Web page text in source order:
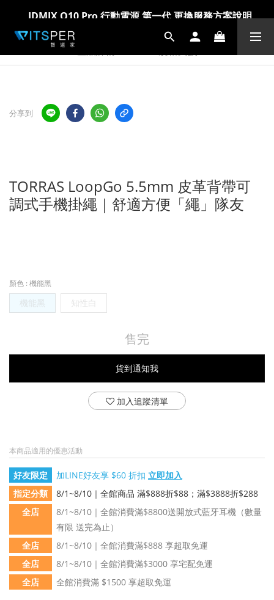
IDMIX Q10 Pro 行動電源 第一代 更換服務方案說明
爸氣科技禮物節!精選科技好物5折起 >> 馬上選購
IDMIX Q10 Pro 行動電源 第一代 更換服務方案說明
爸氣科技禮物節!精選科技好物5折起 >> 馬上選購
分享到
TORRAS LoopGo 5.5mm 皮革背帶可
調式手機掛繩｜舒適方便「繩」隊友
顏色 : 機能黑
機能黑 知性白
售完
貨到通知我
加入追蹤清單
本商品適用的優惠活動
好友限定 加LINE好友享 $60 折扣 立即加入
指定分類
8/1~8/10｜全館商品 滿$888折$88；滿$3888折$288
全店
8/1~8/10｜全館消費滿$8800送開放式藍牙耳機（數量
有限 送完為止）
全店
8/1~8/10｜全館消費滿$888 享超取免運
全店
8/1~8/10｜全館消費滿$3000 享宅配免運
全店
全館消費滿 $1500 享超取免運